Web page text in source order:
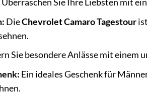
Überraschen Sie Ihre Liebsten mit
DieChevrolet Camaro Tagestour
Sie besondere Anlässe mit einem
Ein ideales Geschenk für